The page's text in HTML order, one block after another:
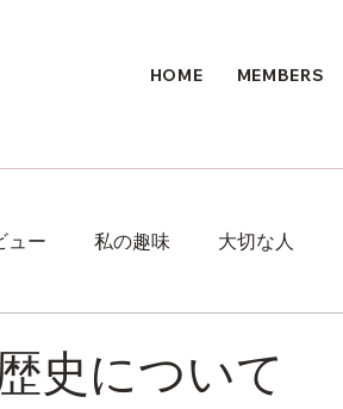
HOME MEMBERS
ュー 私の趣味 大切な人
史について